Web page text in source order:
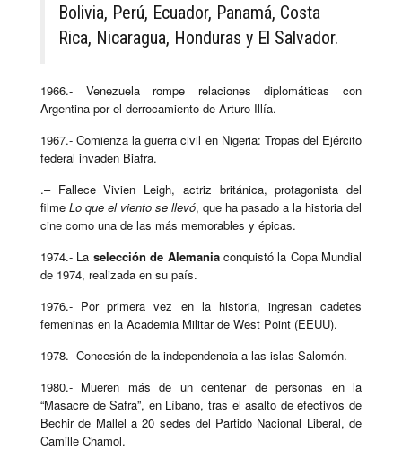
Bolivia, Perú, Ecuador, Panamá, Costa
Rica, Nicaragua, Honduras y El Salvador.
1966.- Venezuela rompe relaciones diplomáticas con
Argentina por el derrocamiento de Arturo Illía.
1967.- Comienza la guerra civil en Nigeria: Tropas del Ejército
federal invaden Biafra.
.– Fallece Vivien Leigh, actriz británica, protagonista del
filme Lo que el viento se llevó, que ha pasado a la historia del
cine como una de las más memorables y épicas.
1974.- La selección de Alemaniaconquistó la Copa Mundial
de 1974, realizada en su país.
1976.- Por primera vez en la historia, ingresan cadetes
femeninas en la Academia Militar de West Point (EEUU).
1978.- Concesión de la independencia a las islas Salomón.
1980.- Mueren más de un centenar de personas en la
“Masacre de Safra”, en Líbano, tras el asalto de efectivos de
Bechir de Mallel a 20 sedes del Partido Nacional Liberal, de
Camille Chamol.